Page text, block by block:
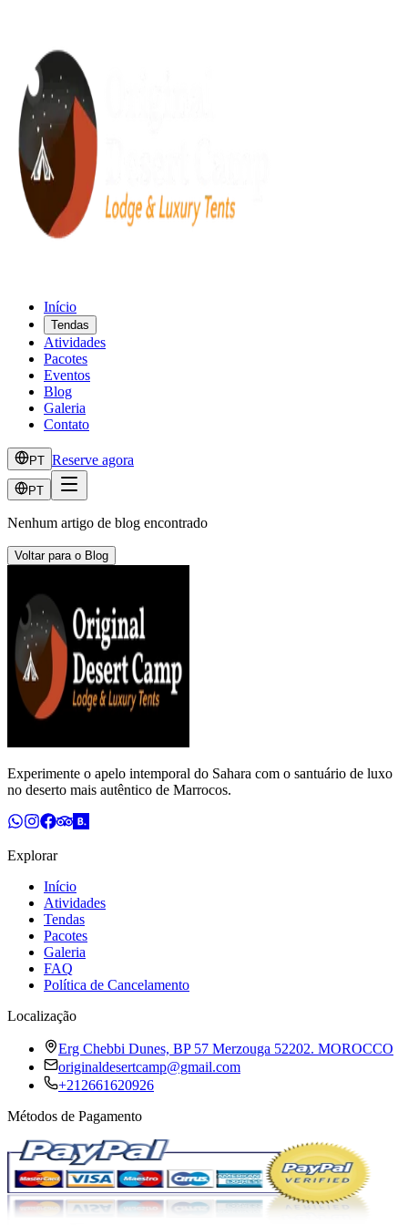
Início
Tendas
Atividades
Pacotes
Eventos
Blog
Galeria
Contato
PT Reserve agora
PT
Nenhum artigo de blog encontrado
Voltar para o Blog
Experimente o apelo intemporal do Sahara com o santuário de luxo
no deserto mais autêntico de Marrocos.
Explorar
Início
Atividades
Tendas
Pacotes
Galeria
FAQ
Política de Cancelamento
Localização
Erg Chebbi Dunes, BP 57 Merzouga 52202. MOROCCO
originaldesertcamp@gmail.com
+212661620926
Métodos de Pagamento